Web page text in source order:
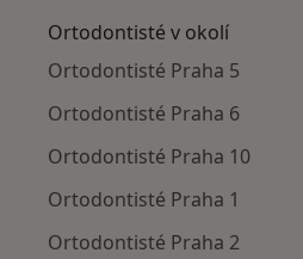
Ortodontisté v okolí
Ortodontisté Praha 5
Ortodontisté Praha 6
Ortodontisté Praha 10
Ortodontisté Praha 1
Ortodontisté Praha 2